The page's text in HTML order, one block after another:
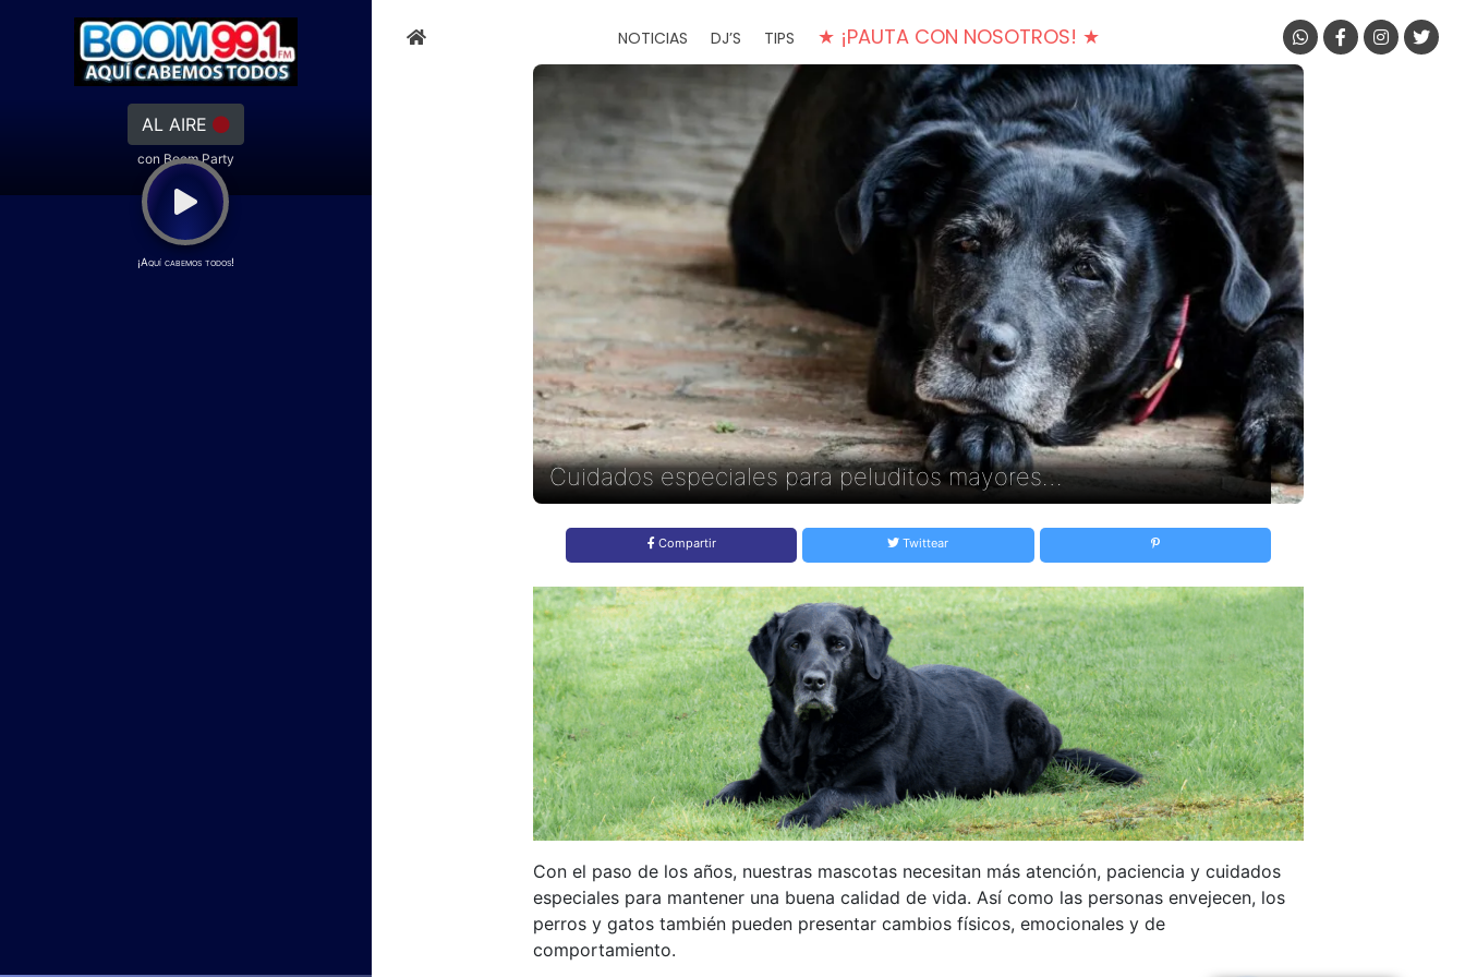
AL AIRE
con Boom Party
¡Aquí cabemos todos!
NOTICIAS DJ’S TIPS ★ ¡PAUTA CON NOSOTROS! ★
Cuidados especiales para peluditos mayores…
Compartir Twittear
Con el paso de los años, nuestras mascotas necesitan más atención, paciencia y cuidados
especiales para mantener una buena calidad de vida. Así como las personas envejecen, los
perros y gatos también pueden presentar cambios físicos, emocionales y de
comportamiento.